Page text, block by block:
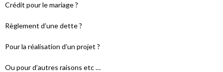
Crédit pour le mariage ?
Règlement d’une dette ?
Pour la réalisation d’un projet ?
Ou pour d’autres raisons etc …